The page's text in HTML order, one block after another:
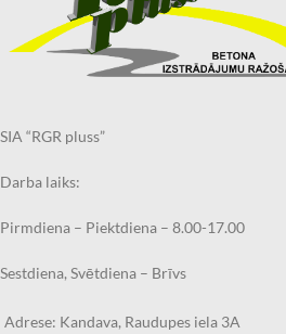
kļūstot par izteiksmīgu akcentu
viesistabā, kabinetā vai
guļamistabā.
Izmērs: 1220 × 2900 mm
SIA “RGR pluss”
Darba laiks:
Pirmdiena – Piektdiena – 8.00-17.00
Sestdiena, Svētdiena – Brīvs
Adrese: Kandava, Raudupes iela 3A